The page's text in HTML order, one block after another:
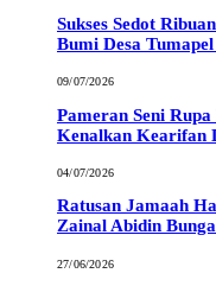
Sukses Sedot
Bumi Desa
09/07/2026
Pameran Seni
Kenalkan Kearifan
04/07/2026
Ratusan Jamaah
Zainal Abidin
27/06/2026